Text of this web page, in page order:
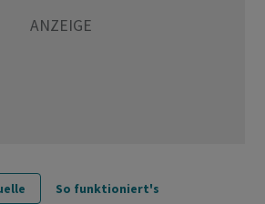
So funktioniert's